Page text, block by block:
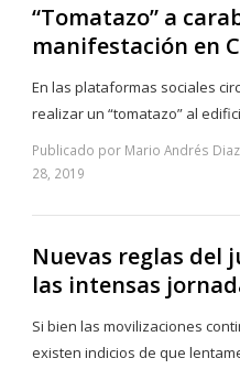
“Tomatazo” a
manifestación en
En las plataformas sociales
realizar un “tomatazo” al
Publicado por Mario Andrés
28, 2019
Nuevas reglas del
las intensas
Si bien las movilizaciones
existen indicios de que